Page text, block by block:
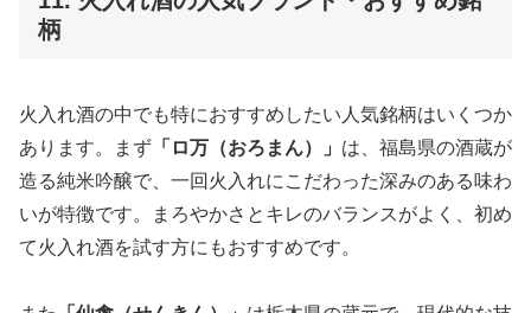
柄
火入れ酒の中でも特におすすめしたい人気銘柄はいくつか
あります。まず 「ロ万（おろまん）」 は、福島県の酒蔵が
造る純米吟醸で、一回火入れにこだわった深みのある味わ
いが特徴です。まろやかさとキレのバランスがよく、初め
て火入れ酒を試す方にもおすすめです。